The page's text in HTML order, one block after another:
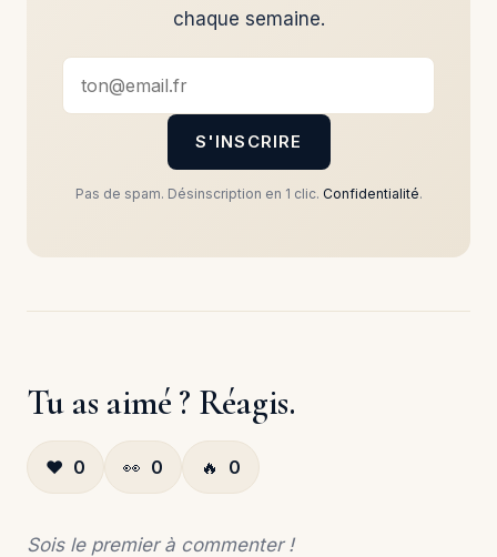
chaque semaine.
S'INSCRIRE
Pas de spam. Désinscription en 1 clic. Confidentialité.
Tu as aimé ? Réagis.
❤️ 0 👀 0 🔥 0
Sois le premier à commenter !